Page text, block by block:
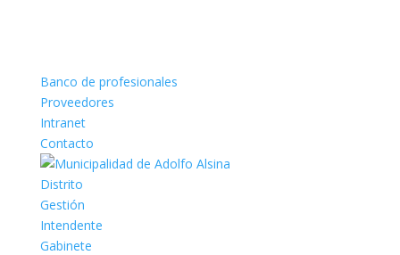
Banco de profesionales
Proveedores
Intranet
Contacto
Distrito
Gestión
Intendente
Gabinete